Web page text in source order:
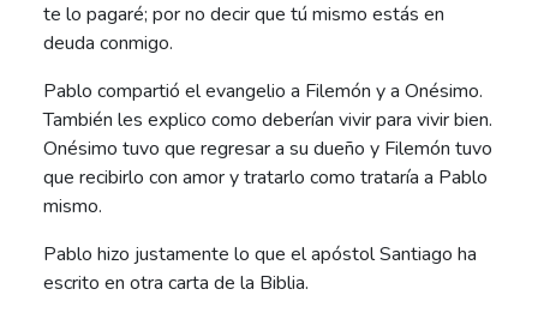
te lo pagaré; por no decir que tú mismo estás en
deuda conmigo.
Pablo compartió el evangelio a Filemón y a Onésimo.
También les explico como deberían vivir para vivir bien.
Onésimo tuvo que regresar a su dueño y Filemón tuvo
que recibirlo con amor y tratarlo como trataría a Pablo
mismo.
Pablo hizo justamente lo que el apóstol Santiago ha
escrito en otra carta de la Biblia.